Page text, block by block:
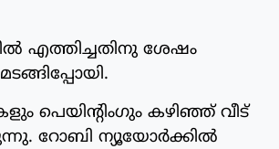
എത്തിച്ചതിനു ശേഷം
പെയിന്റിംഗും കഴിഞ്ഞ് വീട്
റോബി ന്യൂയോര്‍ക്കില്‍